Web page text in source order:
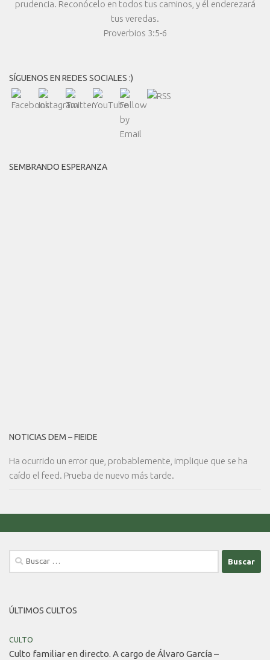
prudencia. Reconócelo en todos tus caminos, y él enderezará
tus veredas.
Proverbios 3:5-6
SÍGUENOS EN REDES SOCIALES :)
SEMBRANDO ESPERANZA
NOTICIAS DEM – FIEIDE
Ha ocurrido un error que, probablemente, implique que se ha
caído el feed. Prueba de nuevo más tarde.
Buscar:
ÚLTIMOS CULTOS
CULTO
Culto familiar en directo. A cargo de Álvaro García –